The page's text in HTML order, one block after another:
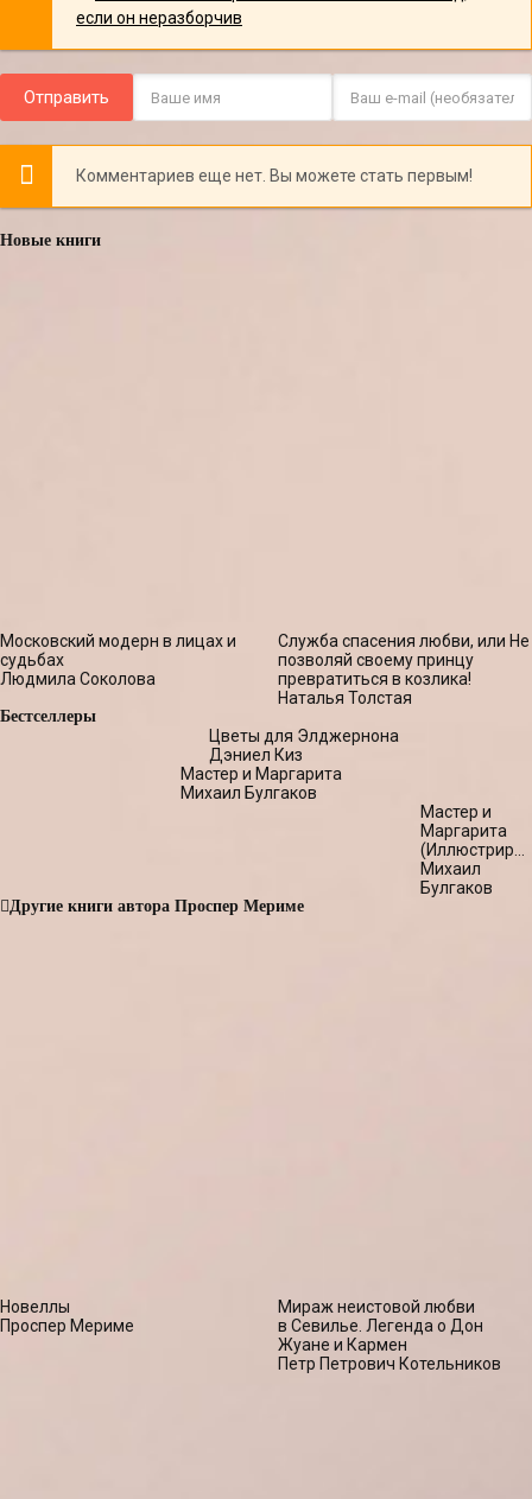
Отправить
Комментариев еще нет. Вы можете стать первым!
Новые книги
Московский модерн в лицах и
судьбах
Людмила Соколова
Служба спасения любви, или Не
позволяй своему принцу
превратиться в козлика!
Наталья Толстая
Бестселлеры
Цветы для Элджернона
Дэниел Киз
Мастер и Маргарита
Михаил Булгаков
Мастер и
Маргарита
издание)
Михаил
Булгаков
Другие книги автора Проспер Мериме
Новеллы
Проспер Мериме
Мираж неистовой любви
в Севилье. Легенда о Дон
Жуане и Кармен
Петр Петрович Котельников